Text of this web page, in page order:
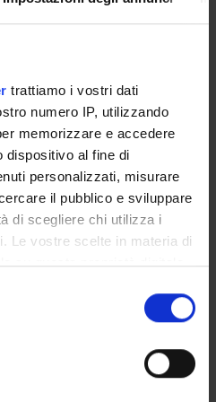
trattiamo i vostri dati
numero IP, utilizzando
memorizzare e accedere
dispositivo al fine di
personalizzati, misurare
il pubblico e sviluppare
di scegliere chi utilizza i
Le vostre scelte in materia di
su questa proprietà digitale
consenso in qualsiasi
sui cookie o facendo clic